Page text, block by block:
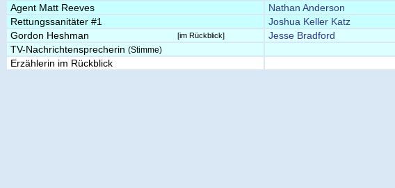
Agent Matt Reeves
Nathan Anderson
Rettungssanitäter #1
Joshua Keller Katz
Gordon Heshman
[im Rückblick] Jesse Bradford
TV-Nachrichtensprecherin (Stimme)
Erzählerin im Rückblick